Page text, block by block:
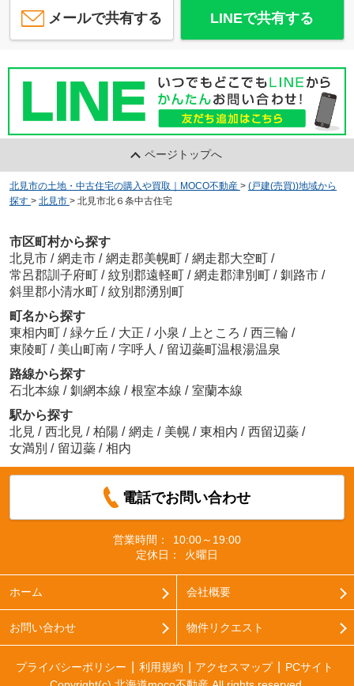
メールで共有する LINEで共有する
ページトップへ
北見市の土地・中古住宅の購入や買取｜MOCO不動産 > (戸建(売買))地域から
探す > 北見市 > 北見市北６条中古住宅
市区町村から探す
北見市 / 網走市 / 網走郡美幌町 / 網走郡大空町 /
常呂郡訓子府町 / 紋別郡遠軽町 / 網走郡津別町 / 釧路市 /
斜里郡小清水町 / 紋別郡湧別町
町名から探す
東相内町 / 緑ケ丘 / 大正 / 小泉 / 上ところ / 西三輪 /
東陵町 / 美山町南 / 字呼人 / 留辺蘂町温根湯温泉
路線から探す
石北本線 / 釧網本線 / 根室本線 / 室蘭本線
駅から探す
北見 / 西北見 / 柏陽 / 網走 / 美幌 / 東相内 / 西留辺蘂 /
女満別 / 留辺蘂 / 相内
電話でお問い合わせ
営業時間：
10:00～19:00
定休日：
火曜日
ホーム 会社概要
お問い合わせ 物件リクエスト
プライバシーポリシー 利用規約 アクセスマップ
PCサイト